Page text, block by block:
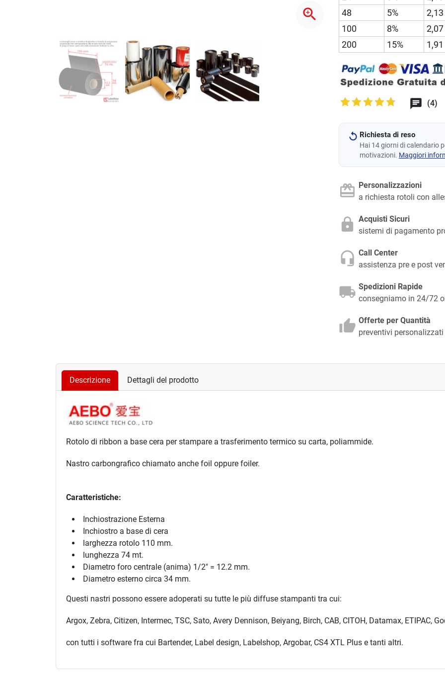
zoom_in
48
5%
100
8%
200
15%
(4)
Richiesta di reso
Hai 14 giorni di calendario
motivazioni. Maggiori
Personalizzazioni
a richiesta rotoli con
Acquisti Sicuri
sistemi di pagamento
Call Center
assistenza pre e post
Spedizioni Rapide
consegniamo in 24/72
Offerte per Quantità
preventivi
Descrizione Dettagli del prodotto
Rotolo di ribbon a base cera per stampare a trasferimento termico su carta, poliammide.
Nastro carbongrafico chiamato anche foil oppure foiler.
Caratteristiche:
Inchiostrazione Esterna
Inchiostro a base di cera
larghezza rotolo 110 mm.
lunghezza 74 mt.
Diametro foro centrale (anima) 1/2" = 12.2 mm.
Diametro esterno circa 34 mm.
Questi nastri possono essere adoperati su tutte le più diffuse stampanti tra cui:
Argox, Zebra, Citizen, Intermec, TSC, Sato, Avery Dennison, Beiyang, Birch, CAB, CITOH, Datamax, ETIPAC,
con tutti i software fra cui Bartender, Label design, Labelshop, Argobar, CS4 XTL Plus e tanti altri.